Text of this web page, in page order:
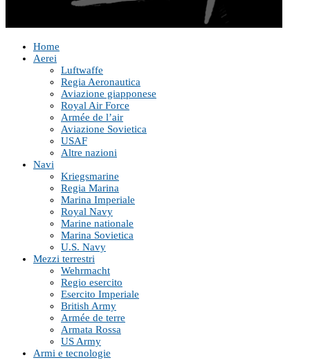
Home
Aerei
Luftwaffe
Regia Aeronautica
Aviazione giapponese
Royal Air Force
Armée de l’air
Aviazione Sovietica
USAF
Altre nazioni
Navi
Kriegsmarine
Regia Marina
Marina Imperiale
Royal Navy
Marine nationale
Marina Sovietica
U.S. Navy
Mezzi terrestri
Wehrmacht
Regio esercito
Esercito Imperiale
British Army
Armée de terre
Armata Rossa
US Army
Armi e tecnologie